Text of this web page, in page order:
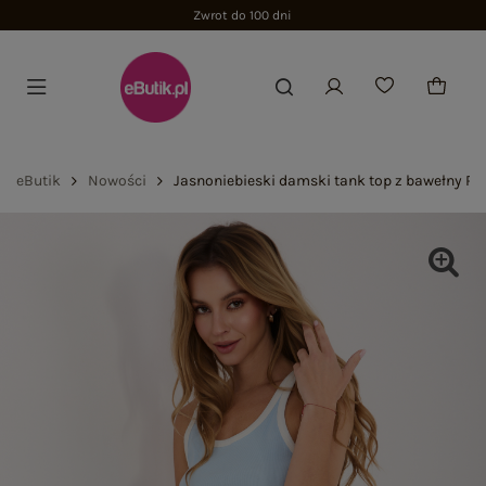
Zwrot do 100 dni
eButik Nowości Jasnoniebieski damski tank top z bawełny